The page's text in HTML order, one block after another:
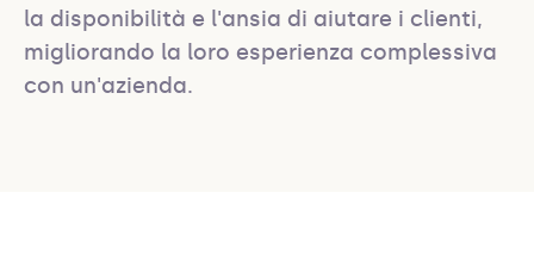
la disponibilità e l'ansia di aiutare i clienti,
migliorando la loro esperienza complessiva
con un'azienda.